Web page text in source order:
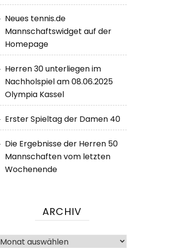
Neues tennis.de
Mannschaftswidget auf der
Homepage
Herren 30 unterliegen im
Nachholspiel am 08.06.2025
Olympia Kassel
Erster Spieltag der Damen 40
Die Ergebnisse der Herren 50
Mannschaften vom letzten
Wochenende
ARCHIV
Archiv